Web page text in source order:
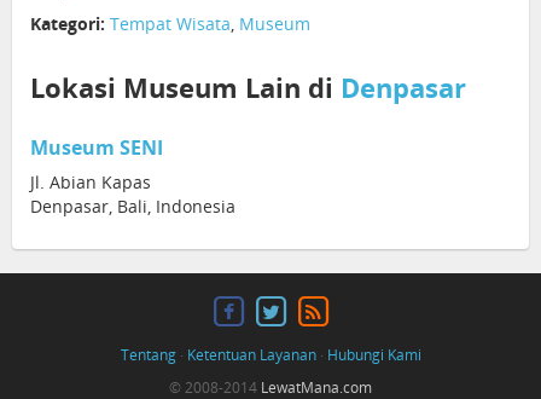
Kategori: Tempat Wisata, Museum
Lokasi Museum Lain di Denpasar
Museum SENI
Jl. Abian Kapas
Denpasar, Bali, Indonesia
Tentang· Ketentuan Layanan· Hubungi Kami
© 2008-2014 LewatMana.com